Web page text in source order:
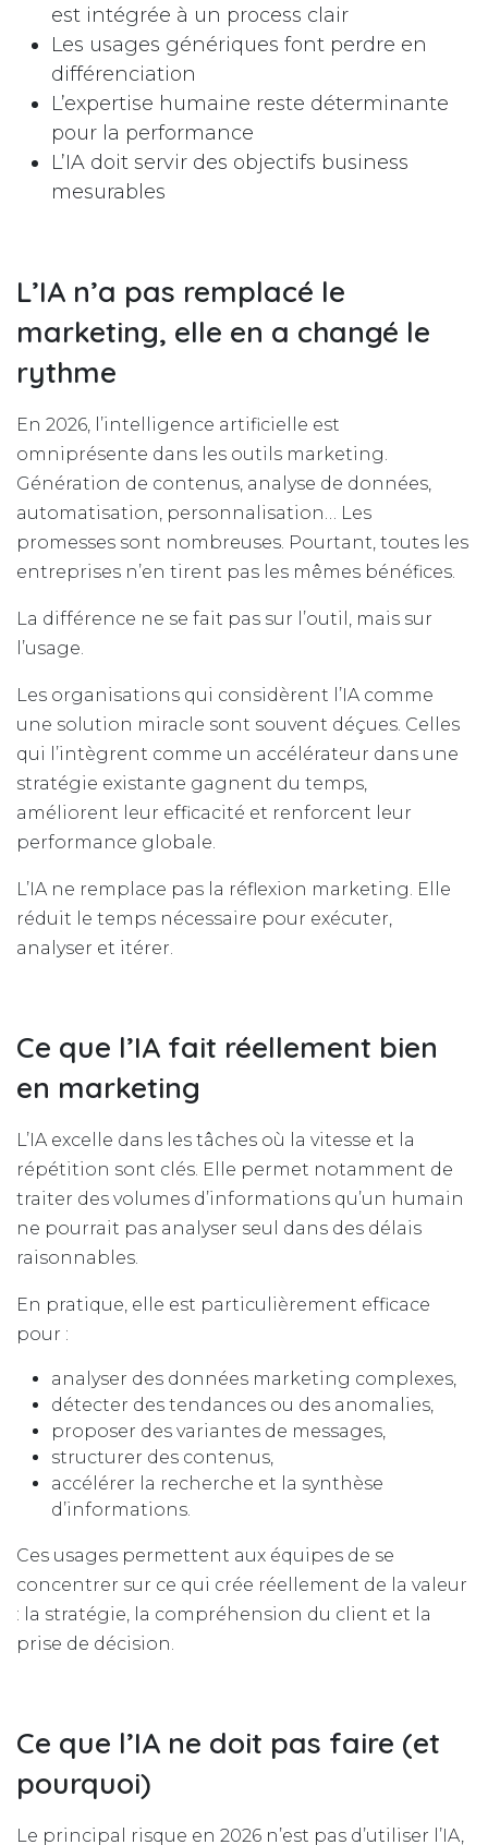
est intégrée à un process clair
Les usages génériques font perdre en
différenciation
L’expertise humaine reste déterminante
pour la performance
L’IA doit servir des objectifs business
mesurables
L’IA n’a pas remplacé le
marketing, elle en a changé le
rythme
En 2026, l’intelligence artificielle est
omniprésente dans les outils marketing.
Génération de contenus, analyse de données,
automatisation, personnalisation… Les
promesses sont nombreuses. Pourtant, toutes les
entreprises n’en tirent pas les mêmes bénéfices.
La différence ne se fait pas sur l’outil, mais sur
l’usage.
Les organisations qui considèrent l’IA comme
une solution miracle sont souvent déçues. Celles
qui l’intègrent comme un accélérateur dans une
stratégie existante gagnent du temps,
améliorent leur efficacité et renforcent leur
performance globale.
L’IA ne remplace pas la réflexion marketing. Elle
réduit le temps nécessaire pour exécuter,
analyser et itérer.
Ce que l’IA fait réellement bien
en marketing
L’IA excelle dans les tâches où la vitesse et la
répétition sont clés. Elle permet notamment de
traiter des volumes d’informations qu’un humain
ne pourrait pas analyser seul dans des délais
raisonnables.
En pratique, elle est particulièrement efficace
pour :
analyser des données marketing complexes,
détecter des tendances ou des anomalies,
proposer des variantes de messages,
structurer des contenus,
accélérer la recherche et la synthèse
d’informations.
Ces usages permettent aux équipes de se
concentrer sur ce qui crée réellement de la valeur
: la stratégie, la compréhension du client et la
prise de décision.
Ce que l’IA ne doit pas faire (et
pourquoi)
Le principal risque en 2026 n’est pas d’utiliser l’IA,